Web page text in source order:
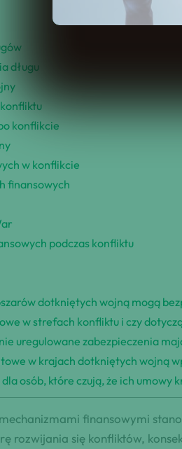
długu
konflikcie
w konflikcie
finansowych
podczas konfliktu
dotkniętych wojną mogą
w strefach konfliktu i czy
uregulowane zabezpieczenia
w krajach dotkniętych wojną
osób, które czują, że ich
finansowymi
rozwijania się konfliktów,